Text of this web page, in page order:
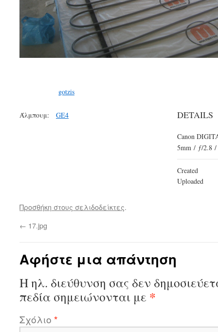
gotzis
Άλμπουμ: GE4 DETAILS
Canon
5mm / ƒ/2.8 /
Created
Uploaded
Προσθήκη στους σελιδοδείκτες.
← 17.jpg
Αφήστε μια απάντηση
Η ηλ. διεύθυνση σας δεν
πεδία σημειώνονται με *
Σχόλιο *